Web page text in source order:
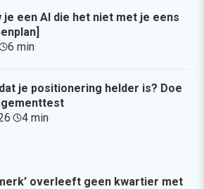
je een AI die het niet met je eens
6 min·
je positionering helder is? Doe
· 4 min·
overleeft geen kwartier met